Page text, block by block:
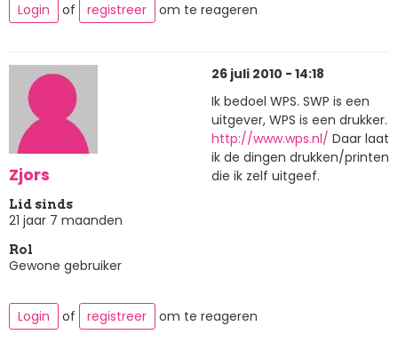
Login of registreer om te reageren
Zjors
Lid sinds
21 jaar 7 maanden
Rol
Gewone gebruiker
26 juli 2010 - 14:18
Ik bedoel WPS. SWP is een
uitgever, WPS is een drukker.
http://www.wps.nl/ Daar laat
ik de dingen drukken/printen
die ik zelf uitgeef.
Login of registreer om te reageren